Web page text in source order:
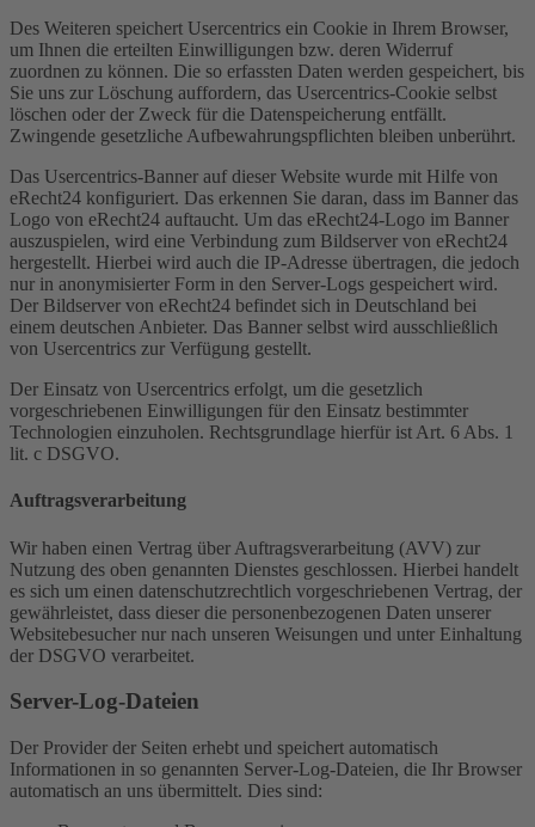
Des Weiteren speichert Usercentrics ein Cookie in Ihrem Browser,
um Ihnen die erteilten Einwilligungen bzw. deren Widerruf
zuordnen zu können. Die so erfassten Daten werden gespeichert, bis
Sie uns zur Löschung auffordern, das Usercentrics-Cookie selbst
löschen oder der Zweck für die Datenspeicherung entfällt.
Zwingende gesetzliche Aufbewahrungspflichten bleiben unberührt.
Das Usercentrics-Banner auf dieser Website wurde mit Hilfe von
eRecht24 konfiguriert. Das erkennen Sie daran, dass im Banner das
Logo von eRecht24 auftaucht. Um das eRecht24-Logo im Banner
auszuspielen, wird eine Verbindung zum Bildserver von eRecht24
hergestellt. Hierbei wird auch die IP-Adresse übertragen, die jedoch
nur in anonymisierter Form in den Server-Logs gespeichert wird.
Der Bildserver von eRecht24 befindet sich in Deutschland bei
einem deutschen Anbieter. Das Banner selbst wird ausschließlich
von Usercentrics zur Verfügung gestellt.
Der Einsatz von Usercentrics erfolgt, um die gesetzlich
vorgeschriebenen Einwilligungen für den Einsatz bestimmter
Technologien einzuholen. Rechtsgrundlage hierfür ist Art. 6 Abs. 1
lit. c DSGVO.
Auftragsverarbeitung
Wir haben einen Vertrag über Auftragsverarbeitung (AVV) zur
Nutzung des oben genannten Dienstes geschlossen. Hierbei handelt
es sich um einen datenschutzrechtlich vorgeschriebenen Vertrag, der
gewährleistet, dass dieser die personenbezogenen Daten unserer
Websitebesucher nur nach unseren Weisungen und unter Einhaltung
der DSGVO verarbeitet.
Server-Log-Dateien
Der Provider der Seiten erhebt und speichert automatisch
Informationen in so genannten Server-Log-Dateien, die Ihr Browser
automatisch an uns übermittelt. Dies sind: